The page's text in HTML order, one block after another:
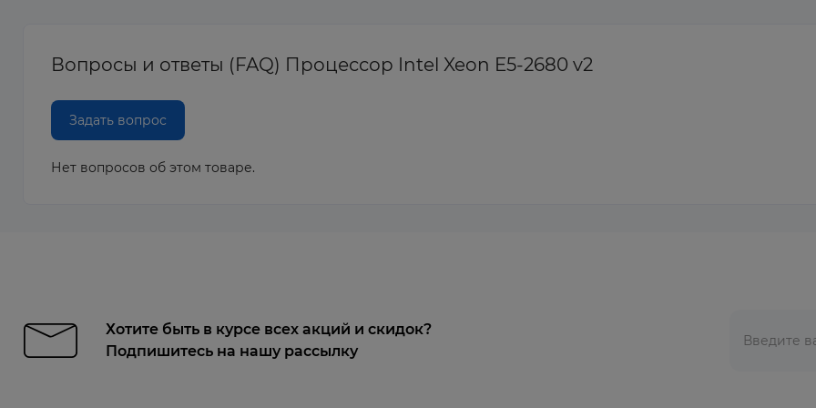
Вопросы и ответы (FAQ) Процессор Intel Xeon E5-2680 v2
Задать вопрос
Нет вопросов об этом товаре.
Хотите быть в курсе всех акций и скидок?
Подпишитесь на нашу рассылку